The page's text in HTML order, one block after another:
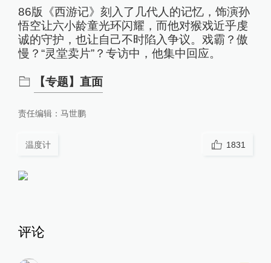
86版《西游记》刻入了几代人的记忆，饰演孙
悟空让六小龄童光环闪耀，而他对猴戏近乎虔
诚的守护，也让自己不时陷入争议。戏霸？傲
慢？“灵堂卖片”？专访中，他集中回应。
【专题】直面
责任编辑： 马世鹏
温度计 1831
评论